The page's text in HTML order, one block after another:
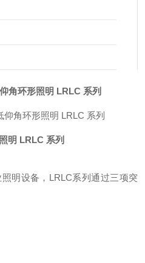
角环形照明 LRLC 系列
明 LRLC 系列
明设备，LRLC系列通过三项突